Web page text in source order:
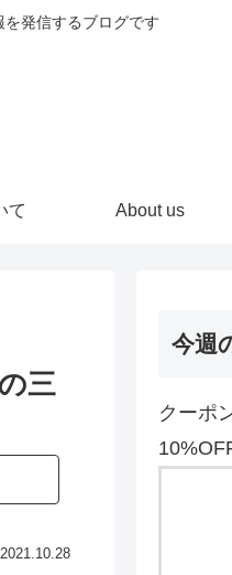
発信するブログです
て About us
三
2021.10.28
今週
クーポ